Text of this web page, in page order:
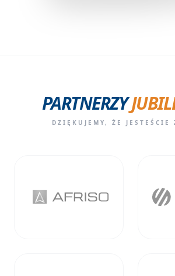
PARTNERZY
DZIĘKUJEMY, ŻE